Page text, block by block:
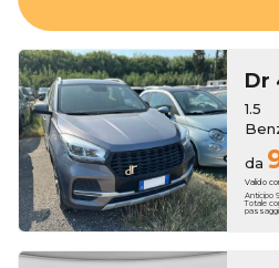
Dr
1.5
da
Valido
Anticipo
Totale